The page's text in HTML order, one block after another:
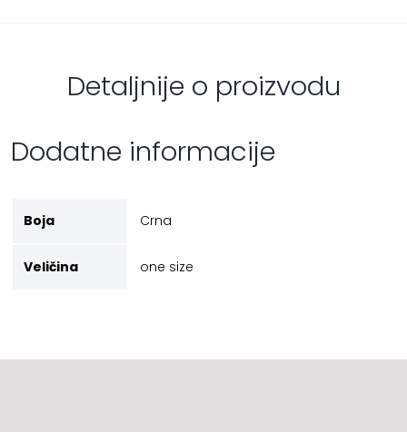
Detaljnije o proizvodu
Dodatne informacije
Boja Crna
Veličina one size